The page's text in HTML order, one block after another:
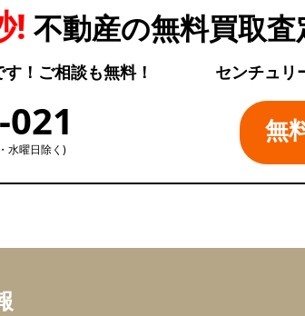
! 不動産の無料買取査
！ご相談も無料！ センチュリ
水曜日除く)
無